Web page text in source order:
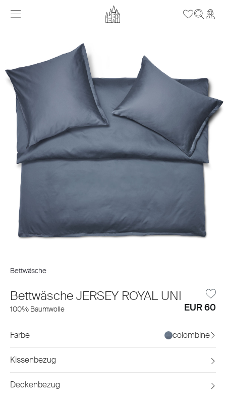
Bettwäsche
Bettwäsche JERSEY ROYAL UNI
100% Baumwolle EUR 60
Farbe colombine
Kissenbezug
Deckenbezug